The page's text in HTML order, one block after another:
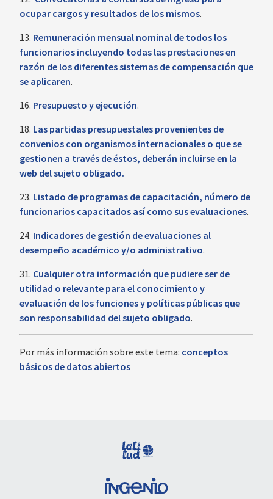
ocupar cargos y resultados de los mismos.
13. Remuneración mensual nominal de todos los
funcionarios incluyendo todas las prestaciones en
razón de los diferentes sistemas de compensación que
se aplicaren.
16. Presupuesto y ejecución.
18. Las partidas presupuestales provenientes de
convenios con organismos internacionales o que se
gestionen a través de éstos, deberán incluirse en la
web del sujeto obligado.
23. Listado de programas de capacitación, número de
funcionarios capacitados así como sus evaluaciones.
24. Indicadores de gestión de evaluaciones al
desempeño académico y/o administrativo.
31. Cualquier otra información que pudiere ser de
utilidad o relevante para el conocimiento y
evaluación de los funciones y políticas públicas que
son responsabilidad del sujeto obligado.
Por más información sobre este tema: conceptos
básicos de datos abiertos